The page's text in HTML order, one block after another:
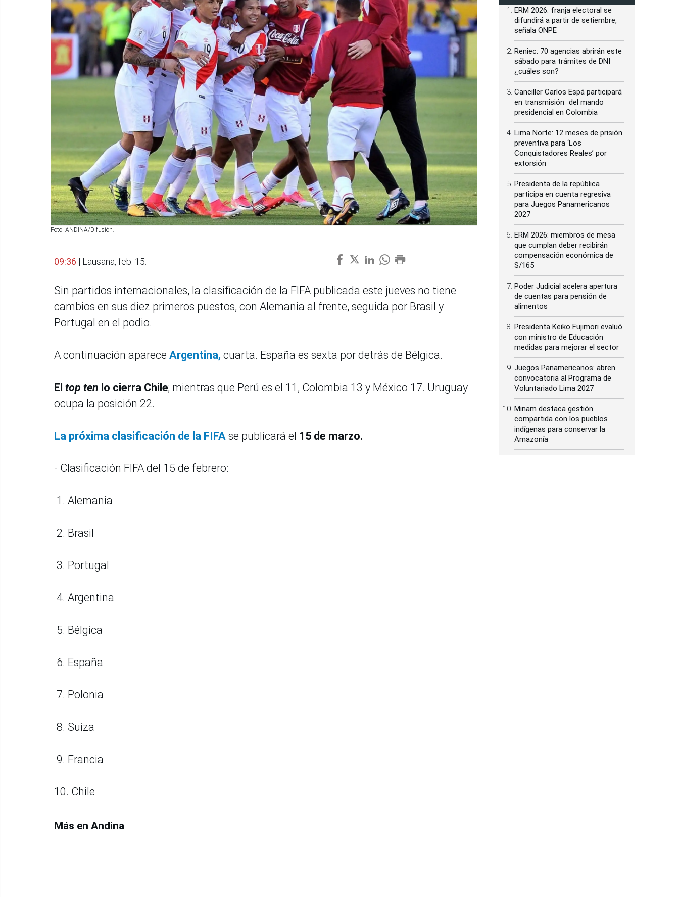
Foto: ANDINA/Difusión.
09:36 | Lausana, feb. 15.
Sin partidos internacionales, la clasificación de la FIFA publicada este jueves no tiene
cambios en sus diez primeros puestos, con Alemania al frente, seguida por Brasil y
Portugal en el podio.
A continuación aparece Argentina, cuarta. España es sexta por detrás de Bélgica.
El top ten lo cierra Chile; mientras que Perú es el 11, Colombia 13 y México 17. Uruguay
ocupa la posición 22.
La próxima clasificación de la FIFA se publicará el 15 de marzo.
- Clasificación FIFA del 15 de febrero:
1. Alemania
2. Brasil
3. Portugal
4. Argentina
5. Bélgica
6. España
7. Polonia
8. Suiza
9. Francia
10. Chile
Más en Andina
ERM 2026: franja electoral se
difundirá a partir de setiembre,
señala ONPE
Reniec: 70 agencias abrirán este
sábado para trámites de DNI
¿cuáles son?
Canciller Carlos Espá participará
en transmisión del mando
presidencial en Colombia
Lima Norte: 12 meses de prisión
preventiva para ‘Los
Conquistadores Reales’ por
extorsión
Presidenta de la república
participa en cuenta regresiva
para Juegos Panamericanos
2027
ERM 2026: miembros de mesa
que cumplan deber recibirán
compensación económica de
S/165
Poder Judicial acelera apertura
de cuentas para pensión de
alimentos
Presidenta Keiko Fujimori evaluó
con ministro de Educación
medidas para mejorar el sector
Juegos Panamericanos: abren
convocatoria al Programa de
Voluntariado Lima 2027
Minam destaca gestión
compartida con los pueblos
indígenas para conservar la
Amazonía